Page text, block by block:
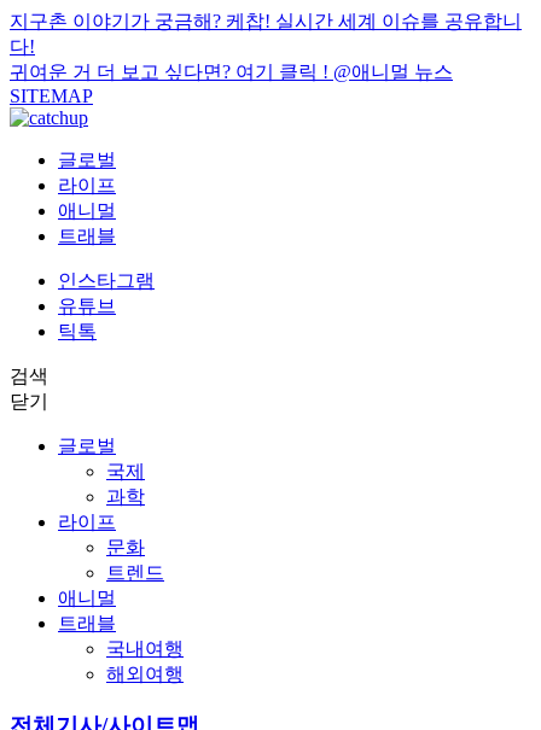
지구촌 이야기가 궁금해? 케찹! 실시간 세계 이슈를 공유합니
다!
귀여운 거 더 보고 싶다면? 여기 클릭 ! @애니멀 뉴스
SITEMAP
글로벌
라이프
애니멀
트래블
인스타그램
유튜브
틱톡
검색
닫기
글로벌
국제
과학
라이프
문화
트렌드
애니멀
트래블
국내여행
해외여행